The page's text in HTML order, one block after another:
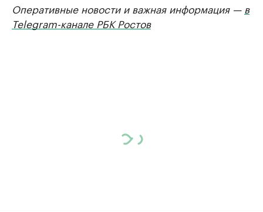
Оперативные новости и важная информация — в
Telegram-канале РБК Ростов